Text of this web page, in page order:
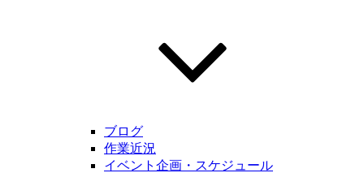
ブログ
作業近況
イベント企画・スケジュール